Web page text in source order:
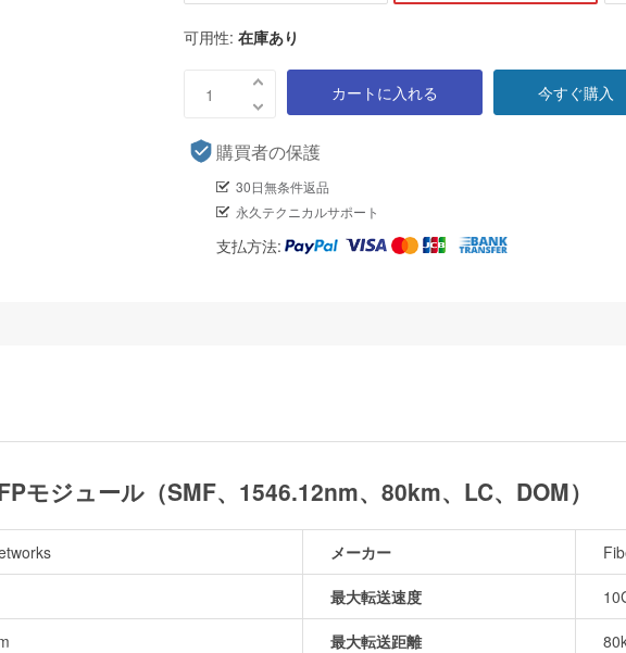
可用性: 在庫あり
カートに入れる 今すぐ購入
購買者の保護
30日無条件返品
永久テクニカルサポート
支払方法:
ジュール（SMF、1546.12nm、80km、LC、DOM）
メーカー
最大転送速度
最大転送距離